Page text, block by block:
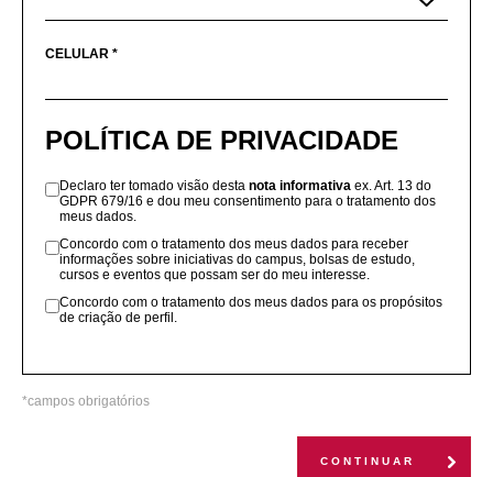
CELULAR *
POLÍTICA DE PRIVACIDADE
Declaro ter tomado visão desta nota informativa ex. Art. 13 do
GDPR 679/16 e dou meu consentimento para o tratamento dos
meus dados.
Concordo com o tratamento dos meus dados para receber
informações sobre iniciativas do campus, bolsas de estudo,
cursos e eventos que possam ser do meu interesse.
Concordo com o tratamento dos meus dados para os propósitos
de criação de perfil.
*campos obrigatórios
CONTINUAR